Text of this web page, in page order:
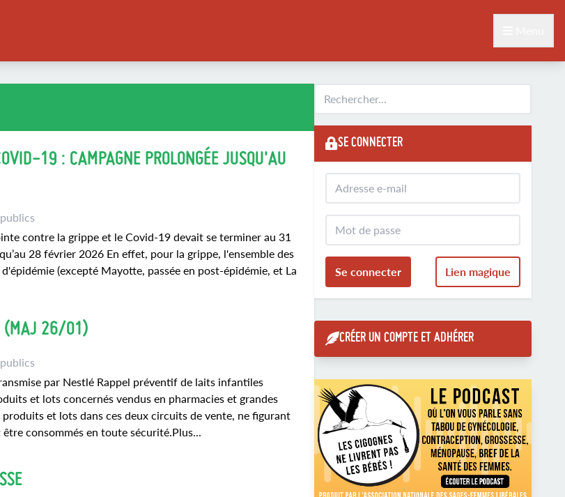
19 : CAMPAGNE PROLONGÉE JUSQU'AU
contre la grippe et le Covid-19 devait se terminer au 31
28 février 2026 En effet, pour la grippe, l'ensemble des
(excepté Mayotte, passée en post-épidémie, et La
(MAJ 26/01)
par Nestlé Rappel préventif de laits infantiles
et lots concernés vendus en pharmacies et grandes
et lots dans ces deux circuits de vente, ne figurant
consommés en toute sécurité.Plus...
SE CONNECTER
Se connecter Lien magique
CRÉER UN COMPTE ET ADHÉRER